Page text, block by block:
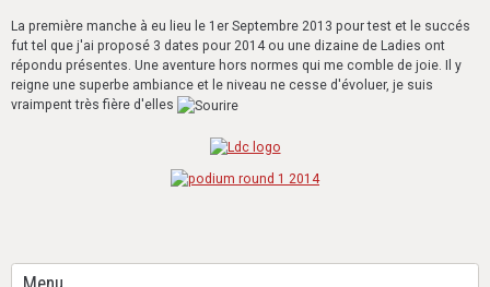
La première manche à eu lieu le 1er Septembre 2013 pour test et le succés
fut tel que j'ai proposé 3 dates pour 2014 ou une dizaine de Ladies ont
répondu présentes. Une aventure hors normes qui me comble de joie. Il y
reigne une superbe ambiance et le niveau ne cesse d'évoluer, je suis
vraimpent très fière d'elles